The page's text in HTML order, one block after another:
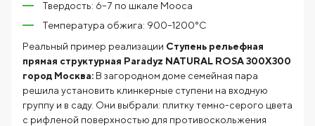
Твердость: 6–7 по шкале Мооса
Температура обжига: 900–1200°C
Реальный пример реализации Ступень рельефная
прямая структурная Paradyz NATURAL ROSA 300X300
город Москва: В загородном доме семейная пара
решила установить клинкерные ступени на входную
группу и в саду. Они выбрали: плитку темно-серого цвета
с рифленой поверхностью для противоскольжения